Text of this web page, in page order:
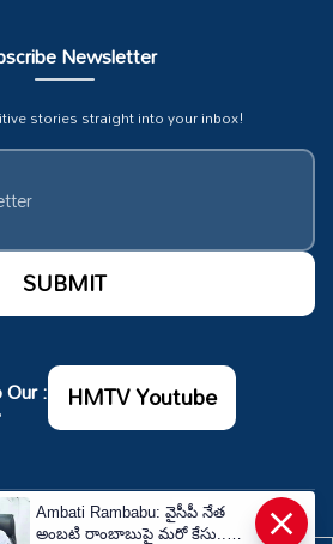
Newsletter
stories straight into your inbox!
: HMTV Youtube
2026. All rights reserved.
×
Ambati Rambabu: వైసీపీ నేత
అంబటి రాంబాబుపై మరో కేసు..